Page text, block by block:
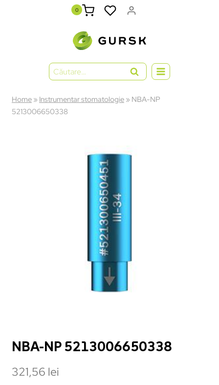
0
Home»Instrumentar stomatologie»NBA-NP
5213006650338
NBA-NP 5213006650338
321,56 lei